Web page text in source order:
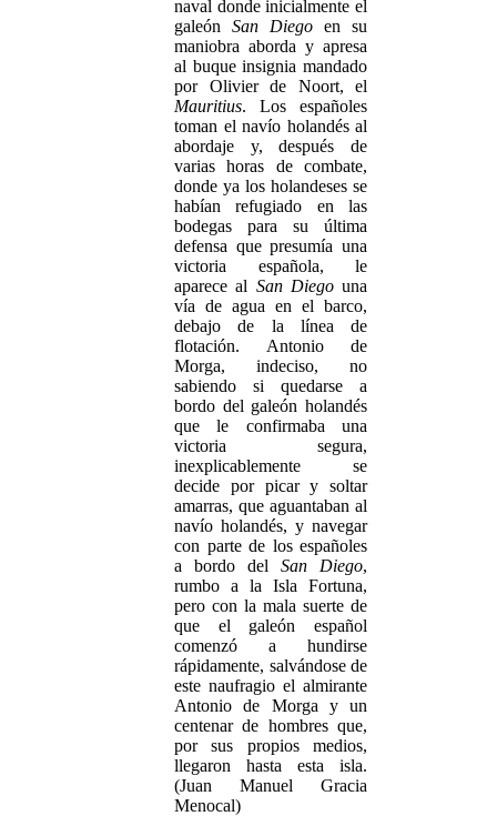
naval donde inicialmente el
galeón San Diego en su
maniobra aborda y apresa
al buque insignia mandado
por Olivier de Noort, el
Mauritius. Los españoles
toman el navío holandés al
abordaje y, después de
varias horas de combate,
donde ya los holandeses se
habían refugiado en las
bodegas para su última
defensa que presumía una
victoria española, le
aparece al San Diegouna
vía de agua en el barco,
debajo de la línea de
flotación. Antonio de
Morga, indeciso, no
sabiendo si quedarse a
bordo del galeón holandés
que le confirmaba una
victoria segura,
inexplicablemente se
decide por picar y soltar
amarras, que aguantaban al
navío holandés, y navegar
con parte de los españoles
a bordo del San Diego,
rumbo a la Isla Fortuna,
pero con la mala suerte de
que el galeón español
comenzó a hundirse
rápidamente, salvándose de
este naufragio el almirante
Antonio de Morga y un
centenar de hombres que,
por sus propios medios,
llegaron hasta esta isla.
(Juan Manuel Gracia
Menocal)